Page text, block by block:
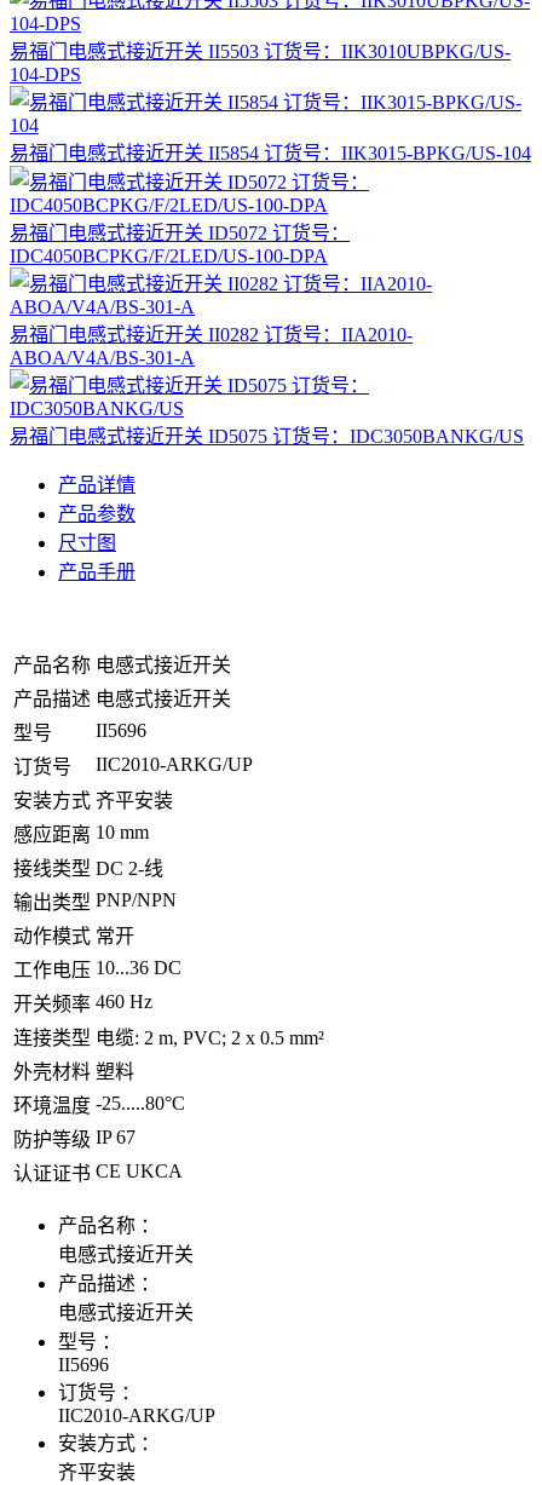
易福门电感式接近开关 II5503 订货号：IIK3010UBPKG/US-
104-DPS
易福门电感式接近开关 II5854 订货号：IIK3015-BPKG/US-104
易福门电感式接近开关 ID5072 订货号：
IDC4050BCPKG/F/2LED/US-100-DPA
易福门电感式接近开关 II0282 订货号：IIA2010-
ABOA/V4A/BS-301-A
易福门电感式接近开关 ID5075 订货号：IDC3050BANKG/US
产品详情
产品参数
尺寸图
产品手册
产品名称 电感式接近开关
产品描述 电感式接近开关
型号
II5696
订货号
IIC2010-ARKG/UP
安装方式 齐平安装
感应距离 10 mm
接线类型 DC 2-线
输出类型 PNP/NPN
动作模式 常开
工作电压 10...36 DC
开关频率 460 Hz
连接类型 电缆: 2 m, PVC; 2 x 0.5 mm²
外壳材料 塑料
环境温度 -25.....80°C
防护等级 IP 67
认证证书 CE UKCA
产品名称 ：
电感式接近开关
产品描述 ：
电感式接近开关
型号 ：
II5696
订货号 ：
IIC2010-ARKG/UP
安装方式 ：
齐平安装